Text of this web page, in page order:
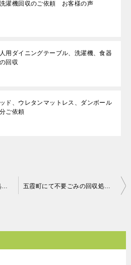
濯機回収のご依頼 お客様の声
用ダイニングテーブル、洗濯機、食器
回収
ド、ウレタンマットレス、ダンボール
ご依頼
小美玉市にて不用品の回収処分のご依頼 お客様の声 五霞町にて不要ごみの回収処分のご依頼 お客様の声